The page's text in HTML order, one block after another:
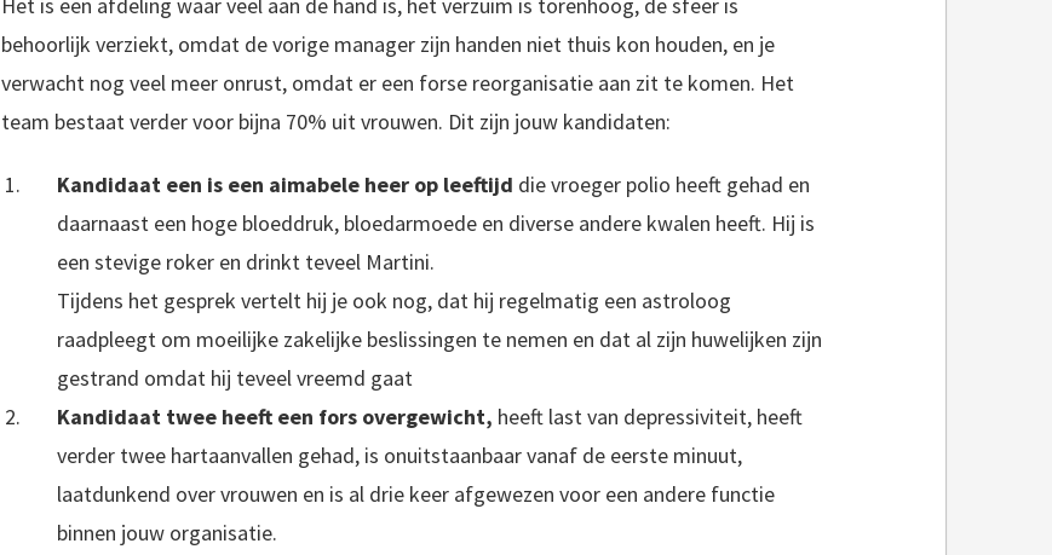
behoorlijk verziekt, omdat de vorige manager zijn handen niet thuis kon houden, en je
verwacht nog veel meer onrust, omdat er een forse reorganisatie aan zit te komen. Het
team bestaat verder voor bijna 70% uit vrouwen. Dit zijn jouw kandidaten:
Kandidaat een is een aimabele heer op leeftijd die vroeger polio heeft gehad en
daarnaast een hoge bloeddruk, bloedarmoede en diverse andere kwalen heeft. Hij is
een stevige roker en drinkt teveel Martini.
Tijdens het gesprek vertelt hij je ook nog, dat hij regelmatig een astroloog
raadpleegt om moeilijke zakelijke beslissingen te nemen en dat al zijn huwelijken zijn
gestrand omdat hij teveel vreemd gaat
Kandidaat twee heeft een fors overgewicht, heeft last van depressiviteit, heeft
verder twee hartaanvallen gehad, is onuitstaanbaar vanaf de eerste minuut,
laatdunkend over vrouwen en is al drie keer afgewezen voor een andere functie
binnen jouw organisatie.